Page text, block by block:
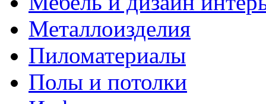
Металлоизделия
Пиломатериалы
Полы и потолки